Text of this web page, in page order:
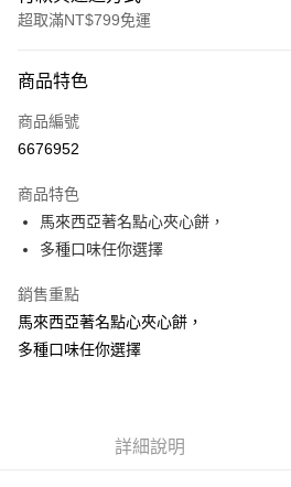
超取滿NT$799免運
信用卡一次付款
超商取貨付款
Apple Pay
街口支付
悠遊付
Google Pay
商品特色
商品編號
6676952
商品特色
馬來西亞著名點心夾心餅，
多種口味任你選擇
銷售重點
馬來西亞著名點心夾心餅，
多種口味任你選擇
詳細說明